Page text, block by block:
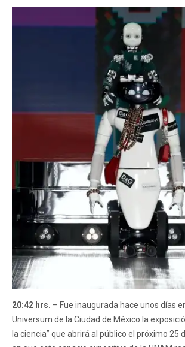
20:42 hrs. – Fue inaugurada hace unos días
Universum de la Ciudad de México la
la ciencia” que abrirá al público el próximo